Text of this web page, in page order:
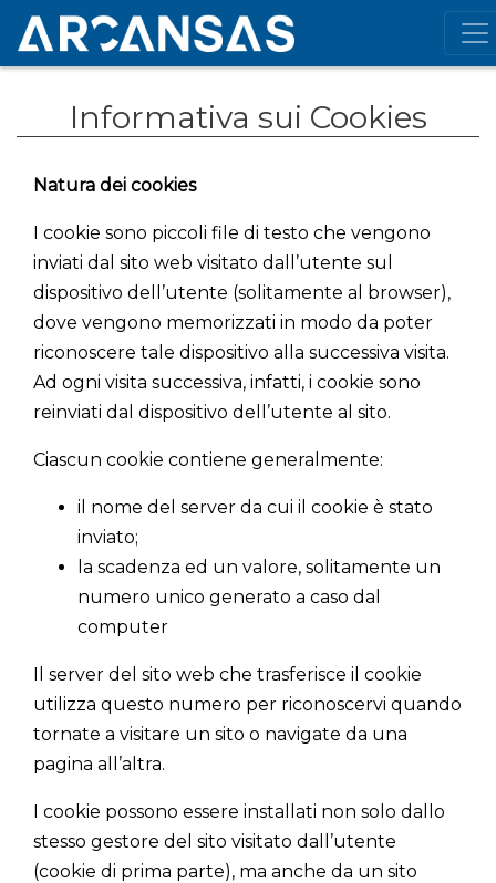
Informativa sui Cookies
Natura dei cookies
I cookie sono piccoli file di testo che vengono
inviati dal sito web visitato dall’utente sul
dispositivo dell’utente (solitamente al browser),
dove vengono memorizzati in modo da poter
riconoscere tale dispositivo alla successiva visita.
Ad ogni visita successiva, infatti, i cookie sono
reinviati dal dispositivo dell’utente al sito.
Ciascun cookie contiene generalmente:
il nome del server da cui il cookie è stato
inviato;
la scadenza ed un valore, solitamente un
numero unico generato a caso dal
computer
Il server del sito web che trasferisce il cookie
utilizza questo numero per riconoscervi quando
tornate a visitare un sito o navigate da una
pagina all’altra.
I cookie possono essere installati non solo dallo
stesso gestore del sito visitato dall’utente
(cookie di prima parte), ma anche da un sito